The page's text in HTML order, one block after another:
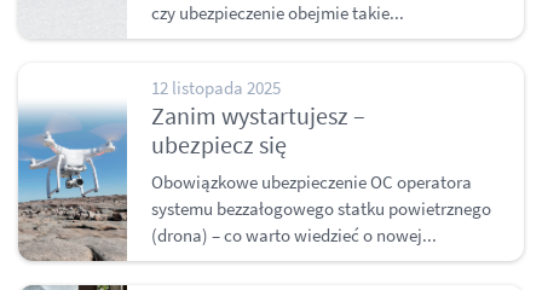
czy ubezpieczenie obejmie takie...
12 listopada 2025
Zanim wystartujesz –
ubezpiecz się
Obowiązkowe ubezpieczenie OC operatora
systemu bezzałogowego statku powietrznego
(drona) – co warto wiedzieć o nowej...